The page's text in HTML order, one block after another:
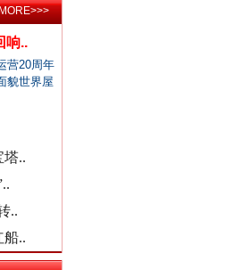
象..
拘
元？
选？
声明
》
响..
营20周年
貌世界屋
塔..
..
船..